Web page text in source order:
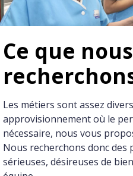
Ce que nous
Les métiers sont assez
approvisionnement où le
nécessaire, nous vous
Nous recherchons donc des
sérieuses, désireuses de